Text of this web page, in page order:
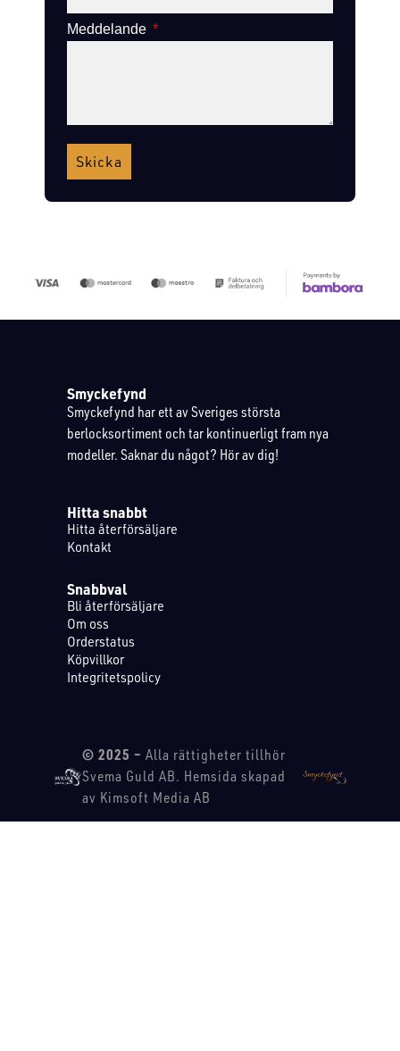
Meddelande
Skicka
Smyckefynd
Smyckefynd har ett av Sveriges största
berlocksortiment och tar kontinuerligt fram nya
modeller. Saknar du något? Hör av dig!
Hitta snabbt
Hitta återförsäljare
Kontakt
Snabbval
Bli återförsäljare
Om oss
Orderstatus
Köpvillkor
Integritetspolicy
© 2025 – Alla rättigheter tillhör
Svema Guld AB. Hemsida skapad
av Kimsoft Media AB